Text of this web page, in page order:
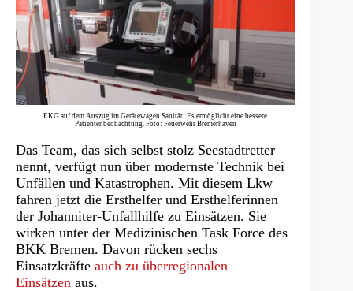
EKG auf dem Auszug im Gerätewagen Sanität: Es ermöglicht eine bessere
Patientenbeobachtung. Foto: Feuerwehr Bremerhaven
Das Team, das sich selbst stolz Seestadtretter
nennt, verfügt nun über modernste Technik bei
Unfällen und Katastrophen. Mit diesem Lkw
fahren jetzt die Ersthelfer und Ersthelferinnen
der Johanniter-Unfallhilfe zu Einsätzen. Sie
wirken unter der Medizinischen Task Force des
BKK Bremen. Davon rücken sechs
Einsatzkräfte auch zu überregionalen
Einsätzen aus.